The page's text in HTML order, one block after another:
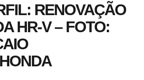
RENOVAÇÃO
HR-V – FOTO: